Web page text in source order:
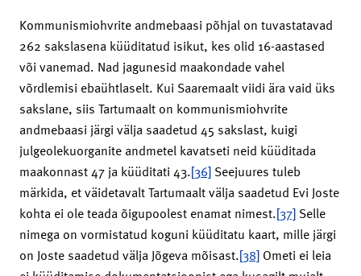
Kommunismiohvrite andmebaasi põhjal on tuvastatavad
262 sakslasena küüditatud isikut, kes olid 16-aastased
või vanemad. Nad jagunesid maakondade vahel
võrdlemisi ebaühtlaselt. Kui Saaremaalt viidi ära vaid üks
sakslane, siis Tartumaalt on kommunismiohvrite
andmebaasi järgi välja saadetud 45 sakslast, kuigi
julgeolekuorganite andmetel kavatseti neid küüditada
maakonnast 47 ja küüditati 43.[36] Seejuures tuleb
märkida, et väidetavalt Tartumaalt välja saadetud Evi Joste
kohta ei ole teada õigupoolest enamat nimest.[37] Selle
nimega on vormistatud koguni küüditatu kaart, mille järgi
on Joste saadetud välja Jõgeva mõisast.[38] Ometi ei leia